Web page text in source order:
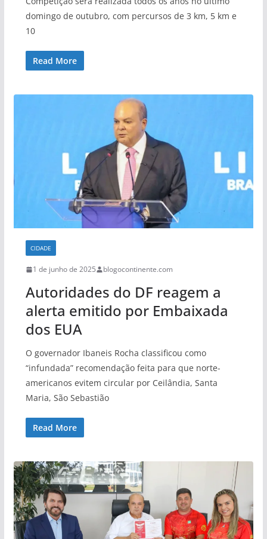
domingo de outubro, com percursos de 3 km, 5 km e
10
Read More
CIDADE
1 de junho de 2025 blogocontinente.com
Autoridades do DF reagem a
alerta emitido por Embaixada
dos EUA
O governador Ibaneis Rocha classificou como
“infundada” recomendação feita para que norte-
americanos evitem circular por Ceilândia, Santa
Maria, São Sebastião
Read More